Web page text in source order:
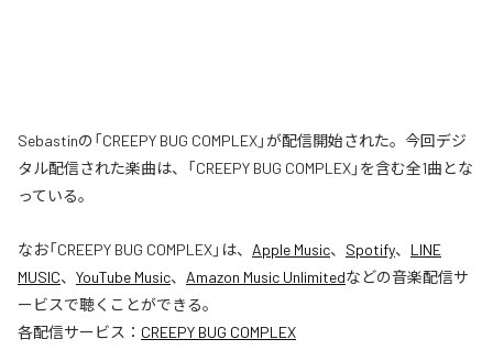
Sebastinの「CREEPY BUG COMPLEX」が配信開始された。今回デジ
タル配信された楽曲は、「CREEPY BUG COMPLEX」を含む全1曲とな
っている。
なお「CREEPY BUG COMPLEX」は、 Apple Music、 Spotify、 LINE
MUSIC、 YouTube Music、 Amazon Music Unlimitedなどの音楽配信サ
ービスで聴くことができる。
各配信サービス： CREEPY BUG COMPLEX